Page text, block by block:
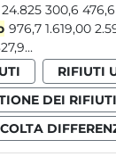
976,7 1.619,00
RIFIUTI
DEI RIFIUTI